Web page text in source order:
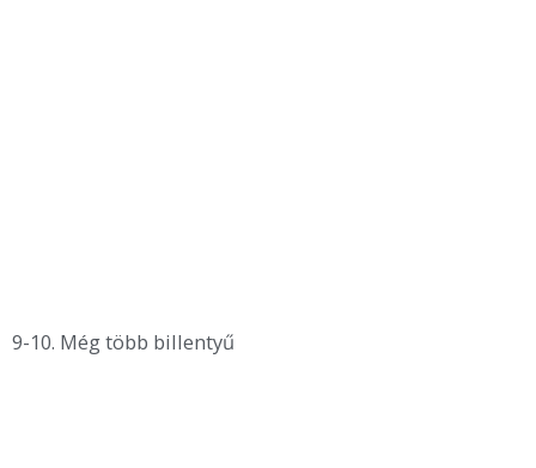
9-10. Még több billentyű